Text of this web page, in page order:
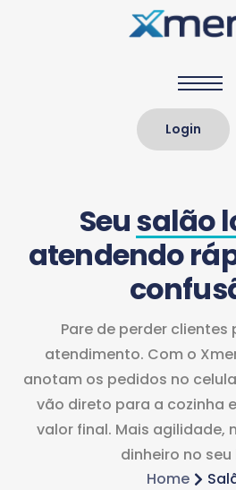
Clientes
Preços
Login
Seusalão
atendendo
Pare de perder clientes
atendimento. Com o
anotam os pedidos no
vão direto para a cozinha
valor final. Mais agilidade,
dinheiro no seu
Home